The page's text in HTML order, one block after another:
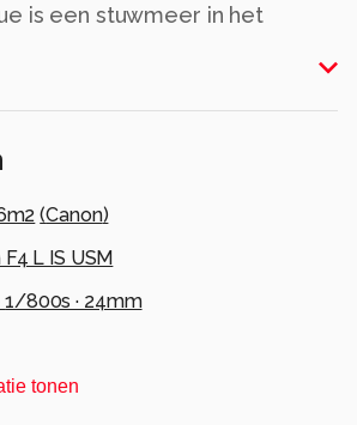
is een stuwmeer in het
-Pyrénées, met de hoge
op de achtergrond.
(Canon)
L IS USM
1/800s · 24mm
tonen